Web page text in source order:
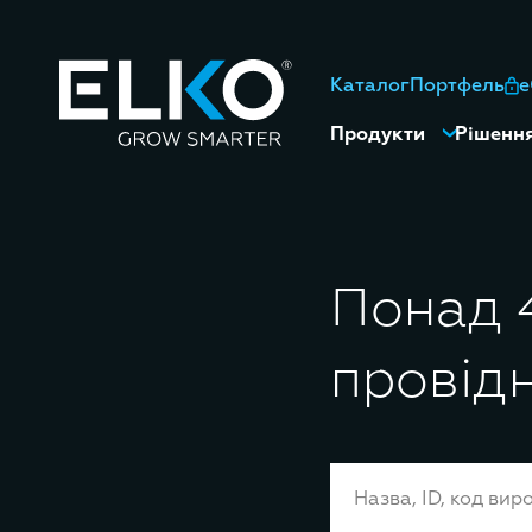
КаталогПортфель
Продукти
Понад